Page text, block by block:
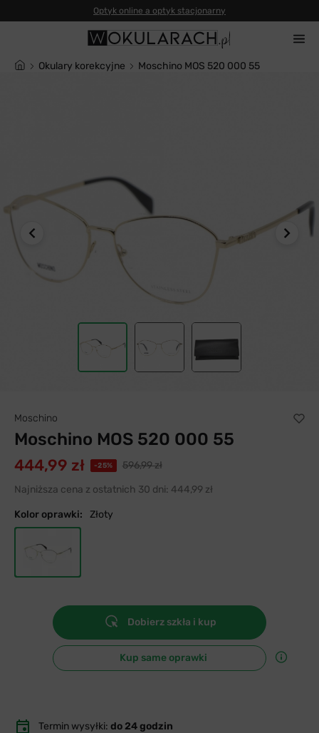
Optyk online a optyk stacjonarny
Okulary korekcyjne Moschino MOS 520 000 55
Moschino
Moschino MOS 520 000 55
444,99 zł -25%
596,99 zł
Najniższa cena z ostatnich 30 dni: 444,99 zł
Kolor oprawki: Złoty
Dobierz szkła i kup
Kup same oprawki
Termin wysyłki: do 24 godzin